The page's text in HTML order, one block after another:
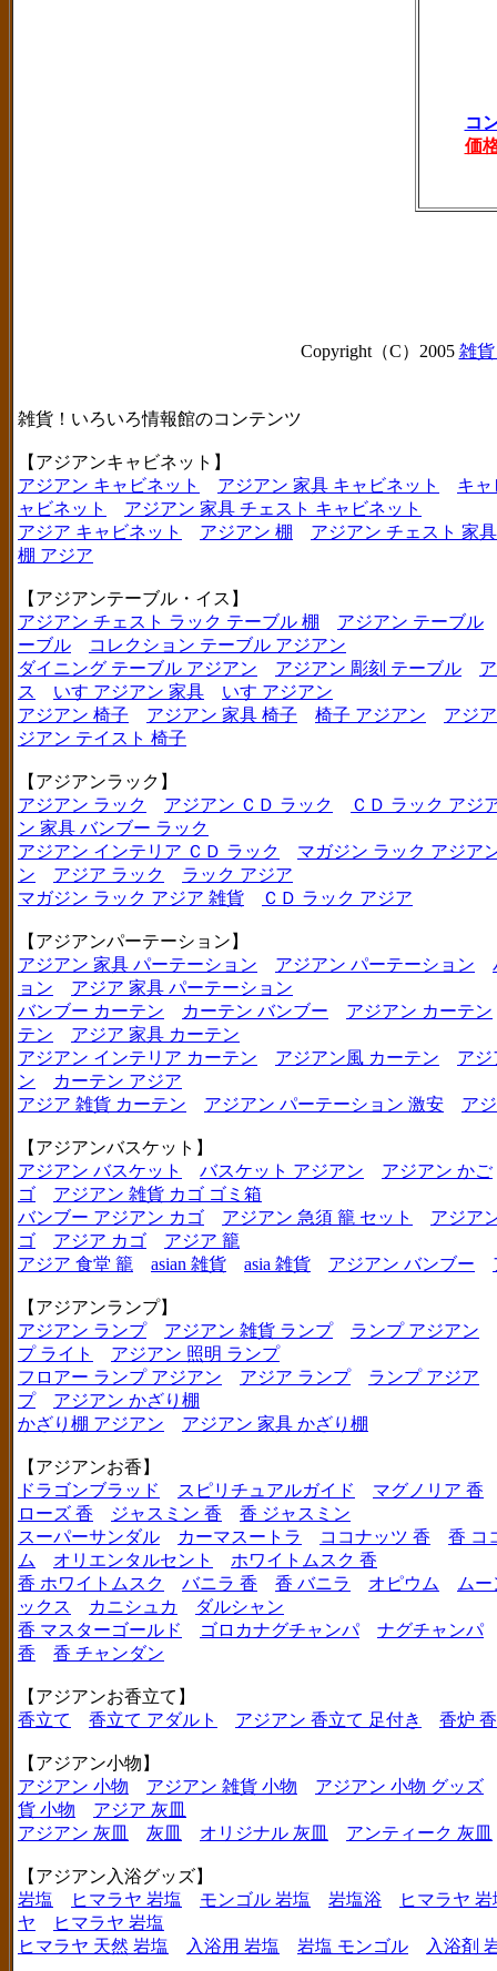
コ
価
Copyright（C）2005 雑
雑貨！いろいろ情報館のコンテンツ
【アジアンキャビネット】
アジアン キャビネット
アジアン 家具 キャビネット
キャ
ャビネット
アジアン 家具 チェスト キャビネット
アジア キャビネット
アジアン 棚
アジアン チェスト 家
棚 アジア
【アジアンテーブル・イス】
アジアン チェスト ラック テーブル 棚
アジアン テーブル
ーブル
コレクション テーブル アジアン
ダイニング テーブル アジアン
アジアン 彫刻 テーブル
ス
いす アジアン 家具
いす アジアン
アジアン 椅子
アジアン 家具 椅子 椅子 アジアン
アジ
ジアン テイスト 椅子
【アジアンラック】
アジアン ラック
アジアン ＣＤ ラック
ＣＤ ラック アジ
ン 家具 バンブー ラック
アジアン インテリア ＣＤ ラック
マガジン ラック アジア
ン
アジア ラック
ラック アジア
マガジン ラック アジア 雑貨
ＣＤ ラック アジア
【アジアンパーテーション】
アジアン 家具 パーテーション
アジアン パーテーション
ョン
アジア 家具 パーテーション
バンブー カーテン
カーテン バンブー
アジアン カーテン
テン
アジア 家具 カーテン
アジアン インテリア カーテン
アジアン風 カーテン
アジ
ン
カーテン アジア
アジア 雑貨 カーテン
アジアン パーテーション 激安 ア
【アジアンバスケット】
アジアン バスケット
バスケット アジアン
アジアン かご
ゴ
アジアン 雑貨 カゴ ゴミ箱
バンブー アジアン カゴ
アジアン 急須 籠 セット
アジア
ゴ
アジア カゴ
アジア 籠
アジア 食堂 籠
asian 雑貨 asia 雑貨 アジアン バンブー
【アジアンランプ】
アジアン ランプ
アジアン 雑貨 ランプ
ランプ アジアン
プ ライト
アジアン 照明 ランプ
フロアー ランプ アジアン
アジア ランプ
ランプ アジア
プ
アジアン かざり棚
かざり棚 アジアン
アジアン 家具 かざり棚
【アジアンお香】
ドラゴンブラッド
スピリチュアルガイド
マグノリア 香
ローズ 香
ジャスミン 香
香 ジャスミン
スーパーサンダル
カーマスートラ ココナッツ 香
香 コ
ム
オリエンタルセント
ホワイトムスク 香
香 ホワイトムスク
バニラ 香 香 バニラ オピウム
ムー
ックス
カニシュカ
ダルシャン
香 マスターゴールド
ゴロカナグチャンパ
ナグチャンパ
香
香 チャンダン
【アジアンお香立て】
香立て
香立て アダルト アジアン 香立て 足付き 香炉
【アジアン小物】
アジアン 小物
アジアン 雑貨 小物
アジアン 小物 グッズ
貨 小物
アジア 灰皿
アジアン 灰皿
灰皿 オリジナル 灰皿 アンティーク 灰皿
【アジアン入浴グッズ】
岩塩
ヒマラヤ 岩塩 モンゴル 岩塩 岩塩浴
ヒマラヤ
ヤ
ヒマラヤ 岩塩
ヒマラヤ 天然 岩塩
入浴用 岩塩 岩塩 モンゴル 入浴剤